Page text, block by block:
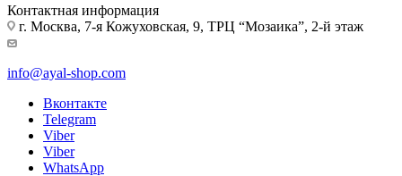
Контактная информация
г. Москва, 7-я Кожуховская, 9, ТРЦ “Мозаика”, 2-й этаж
info@ayal-shop.com
Вконтакте
Telegram
Viber
Viber
WhatsApp